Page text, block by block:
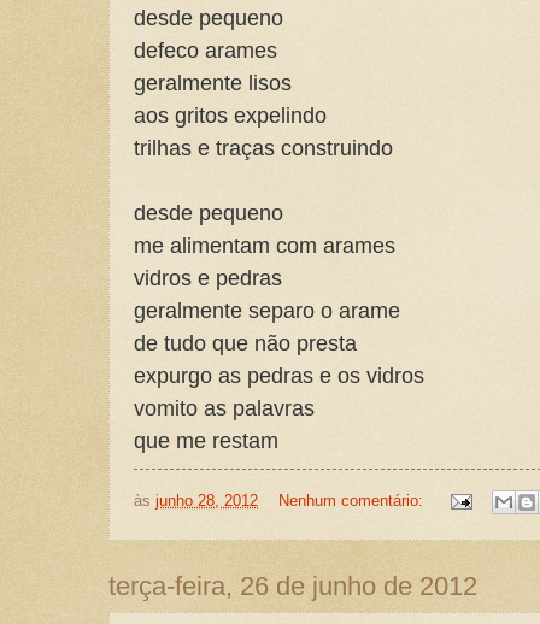
desde pequeno
defeco arames
geralmente lisos
aos gritos expelindo
trilhas e traças construindo
desde pequeno
me alimentam com arames
vidros e pedras
geralmente separo o arame
de tudo que não presta
expurgo as pedras e os vidros
vomito as palavras
que me restam
às junho 28, 2012 Nenhum comentário:
terça-feira, 26 de junho de 2012